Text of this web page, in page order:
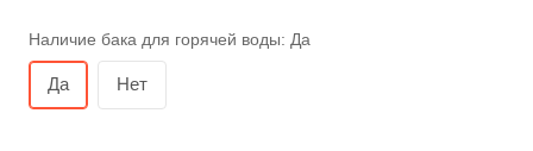
Наличие бака для горячей воды: Да
Да Нет